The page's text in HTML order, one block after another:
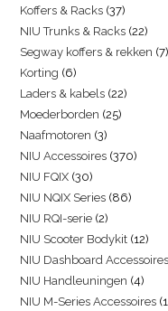
Koffers & Racks 37
NIU Trunks & Racks 22
Segway koffers & rekken 7
Korting 6
Laders & kabels 22
Moederborden 25
Naafmotoren 3
NIU Accessoires 370
NIU FQIX 30
NIU NQIX Series 86
NIU RQI-serie 2
NIU Scooter Bodykit 12
NIU Dashboard Accessoires
NIU Handleuningen 4
NIU M-Series Accessoires